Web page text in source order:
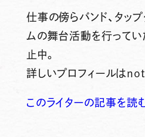
仕事の傍らバンド、タップ
ムの舞台活動を行って
止中。
詳しいプロフィールは
このライターの記事を読